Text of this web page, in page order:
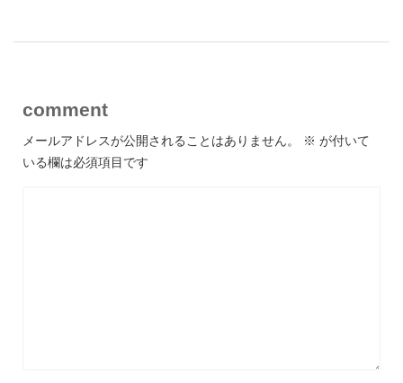
comment
メールアドレスが公開されることはありません。 ※ が付いて
いる欄は必須項目です